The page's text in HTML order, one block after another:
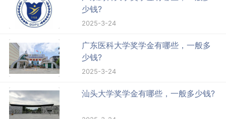
少钱?
2025-3-24
广东医科大学奖学金有哪些，一般多
少钱?
2025-3-24
汕头大学奖学金有哪些，一般多少钱?